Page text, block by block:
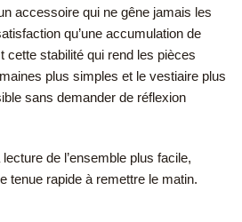
accessoire qui ne gêne jamais les
qu’une accumulation de
cette stabilité qui rend les pièces
plus simples et le vestiaire plus
sans demander de réflexion
de l’ensemble plus facile,
tenue rapide à remettre le matin.